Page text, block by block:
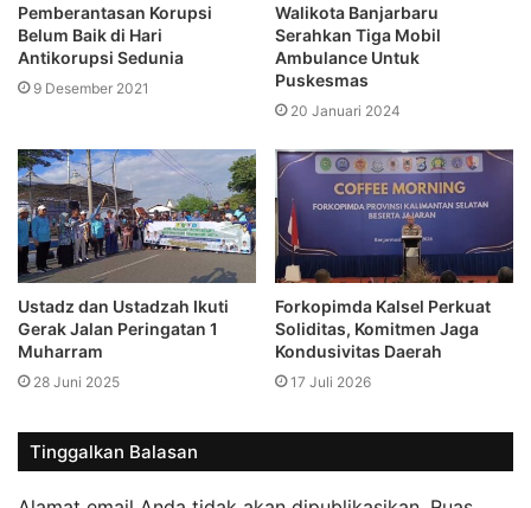
Pemberantasan Korupsi
Belum Baik di Hari
Antikorupsi Sedunia
9 Desember 2021
Walikota Banjarbaru
Serahkan Tiga Mobil
Ambulance Untuk
Puskesmas
20 Januari 2024
Ustadz dan Ustadzah Ikuti
Gerak Jalan Peringatan 1
Muharram
28 Juni 2025
Forkopimda Kalsel Perkuat
Soliditas, Komitmen Jaga
Kondusivitas Daerah
17 Juli 2026
Tinggalkan Balasan